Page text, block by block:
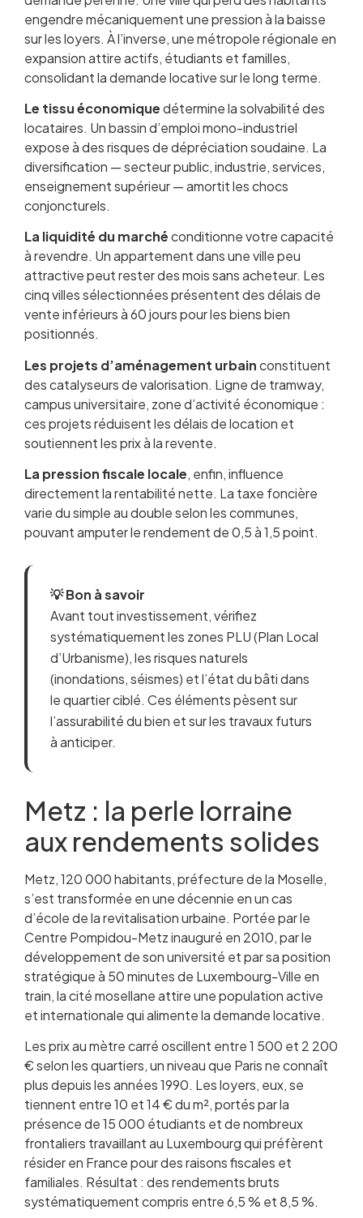
engendre mécaniquement une pression à la baisse
sur les loyers. À l’inverse, une métropole régionale en
expansion attire actifs, étudiants et familles,
consolidant la demande locative sur le long terme.
Le tissu économiquedétermine la solvabilité des
locataires. Un bassin d’emploi mono-industriel
expose à des risques de dépréciation soudaine. La
diversification — secteur public, industrie, services,
enseignement supérieur — amortit les chocs
conjoncturels.
La liquidité du marchéconditionne votre capacité
à revendre. Un appartement dans une ville peu
attractive peut rester des mois sans acheteur. Les
cinq villes sélectionnées présentent des délais de
vente inférieurs à 60 jours pour les biens bien
positionnés.
Les projets d’aménagement urbainconstituent
des catalyseurs de valorisation. Ligne de tramway,
campus universitaire, zone d’activité économique :
ces projets réduisent les délais de location et
soutiennent les prix à la revente.
La pression fiscale locale, enfin, influence
directement la rentabilité nette. La taxe foncière
varie du simple au double selon les communes,
pouvant amputer le rendement de 0,5 à 1,5 point.
💡 Bon à savoir
Avant tout investissement, vérifiez
systématiquement les zones PLU (Plan Local
d’Urbanisme), les risques naturels
(inondations, séismes) et l’état du bâti dans
le quartier ciblé. Ces éléments pèsent sur
l’assurabilité du bien et sur les travaux futurs
à anticiper.
Metz : la perle lorraine
aux rendements solides
Metz, 120 000 habitants, préfecture de la Moselle,
s’est transformée en une décennie en un cas
d’école de la revitalisation urbaine. Portée par le
Centre Pompidou-Metz inauguré en 2010, par le
développement de son université et par sa position
stratégique à 50 minutes de Luxembourg-Ville en
train, la cité mosellane attire une population active
et internationale qui alimente la demande locative.
Les prix au mètre carré oscillent entre 1 500 et 2 200
€ selon les quartiers, un niveau que Paris ne connaît
plus depuis les années 1990. Les loyers, eux, se
tiennent entre 10 et 14 € du m², portés par la
présence de 15 000 étudiants et de nombreux
frontaliers travaillant au Luxembourg qui préfèrent
résider en France pour des raisons fiscales et
familiales. Résultat : des rendements bruts
systématiquement compris entre 6,5 % et 8,5 %.